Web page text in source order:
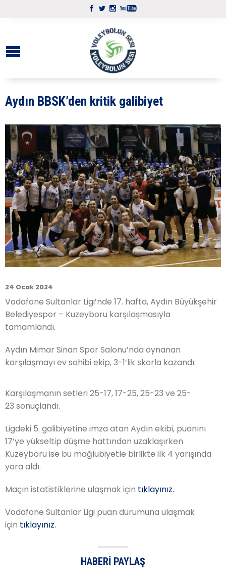
Aydın BBSK’den kritik galibiyet
24 Ocak 2024
Vodafone Sultanlar Ligi’nde 17. hafta, Aydın Büyükşehir
Belediyespor – Kuzeyboru karşılaşmasıyla
tamamlandı.
Aydın Mimar Sinan Spor Salonu’nda oynanan
karşılaşmayı ev sahibi ekip, 3-1’lik skorla kazandı.
Karşılaşmanın setleri 25-17, 17-25, 25-23 ve 25-
23 sonuçlandı.
Ligdeki 5. galibiyetine imza atan Aydın ekibi, puanını
17’ye yükseltip düşme hattından uzaklaşırken
Kuzeyboru ise bu mağlubiyetle birlikte ilk 4 yarışında
yara aldı.
Maçın istatistiklerine ulaşmak için tıklayınız.
Vodafone Sultanlar Ligi puan durumuna ulaşmak
için tıklayınız.
HABERI PAYLAŞ